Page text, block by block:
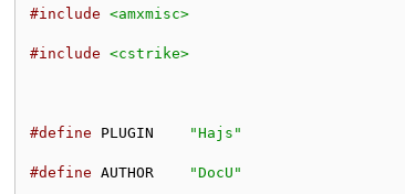
#include <amxmisc>
#include <cstrike>
#define PLUGIN "Hajs"
#define AUTHOR "DocU"